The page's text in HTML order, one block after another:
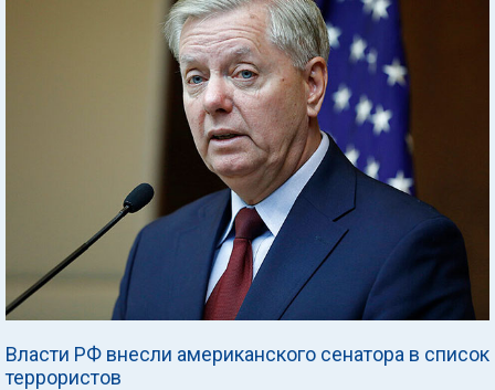
Власти РФ внесли американского сенатора в список
террористов